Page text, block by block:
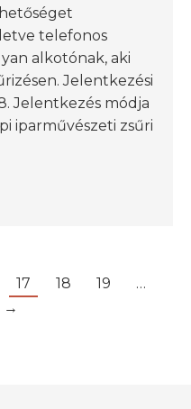
telefonos
alkotónak, aki
Jelentkezési
Jelentkezés módja
iparművészeti zsűri
17 18 19
…
→